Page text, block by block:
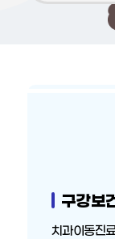
예방접종안내
방문건강관리
정신건강사업
구강보
치과이동진